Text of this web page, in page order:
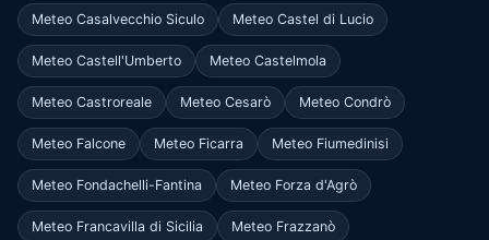
Meteo Casalvecchio Siculo Meteo Castel di Lucio
Meteo Castell'Umberto Meteo Castelmola
Meteo Castroreale Meteo Cesarò Meteo Condrò
Meteo Falcone Meteo Ficarra Meteo Fiumedinisi
Meteo Fondachelli-Fantina Meteo Forza d'Agrò
Meteo Francavilla di Sicilia Meteo Frazzanò